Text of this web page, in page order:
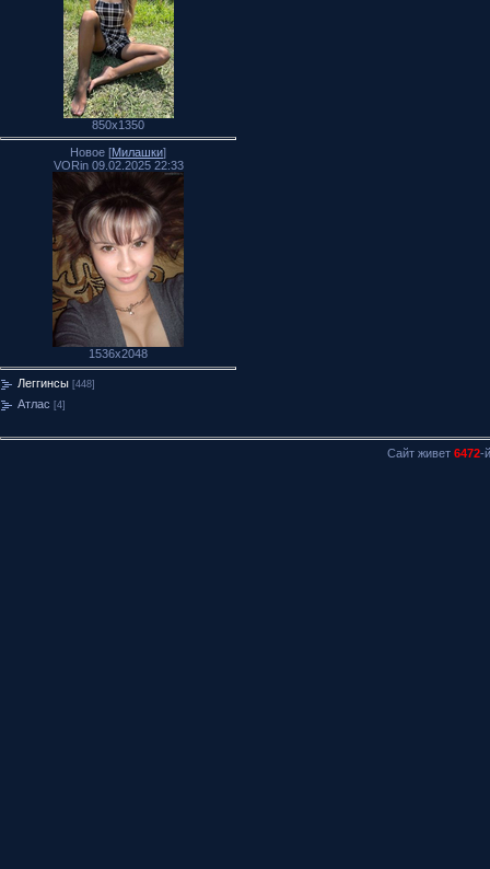
850x1350
Новое [Милашки]
VORin 09.02.2025 22:33
1536x2048
Леггинсы [448]
Атлас [4]
Сайт живет 6472-